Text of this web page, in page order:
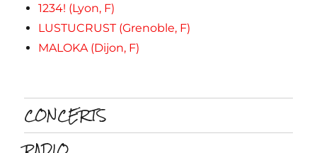
1234! (Lyon, F)
LUSTUCRUST (Grenoble, F)
MALOKA (Dijon, F)
CONCERTS